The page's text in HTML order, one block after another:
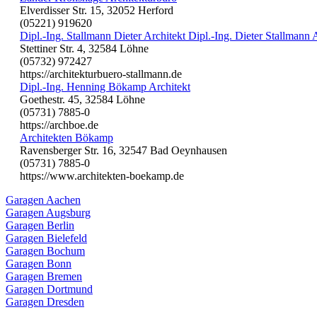
Elverdisser Str. 15, 32052 Herford
(05221) 919620
Dipl.-Ing. Stallmann Dieter Architekt Dipl.-Ing. Dieter Stallmann
Stettiner Str. 4, 32584 Löhne
(05732) 972427
https://architekturbuero-stallmann.de
Dipl.-Ing. Henning Bökamp Architekt
Goethestr. 45, 32584 Löhne
(05731) 7885-0
https://archboe.de
Architekten Bökamp
Ravensberger Str. 16, 32547 Bad Oeynhausen
(05731) 7885-0
https://www.architekten-boekamp.de
Garagen Aachen
Garagen Augsburg
Garagen Berlin
Garagen Bielefeld
Garagen Bochum
Garagen Bonn
Garagen Bremen
Garagen Dortmund
Garagen Dresden